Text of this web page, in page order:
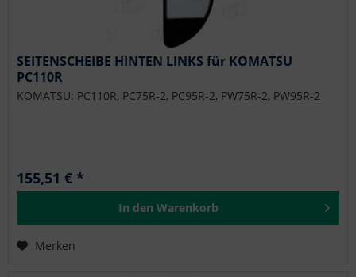
SEITENSCHEIBE HINTEN LINKS für KOMATSU
PC110R
KOMATSU: PC110R, PC75R-2, PC95R-2, PW75R-2, PW95R-2
155,51 € *
In den Warenkorb
Merken